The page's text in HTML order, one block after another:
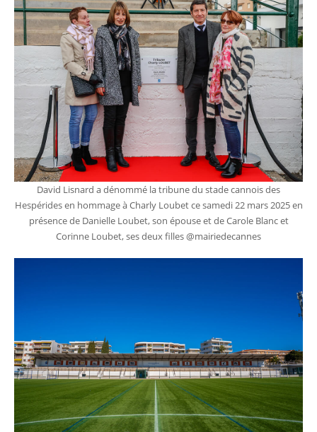
David Lisnard a dénommé la tribune du stade cannois des
Hespérides en hommage à Charly Loubet ce samedi 22 mars 2025 en
présence de Danielle Loubet, son épouse et de Carole Blanc et
Corinne Loubet, ses deux filles @mairiedecannes